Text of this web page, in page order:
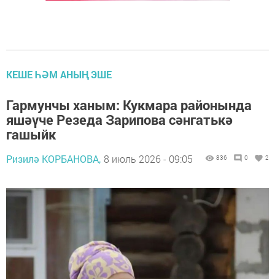
КЕШЕ ҺӘМ АНЫҢ ЭШЕ
Гармунчы ханым: Кукмара районында
яшәүче Резеда Зарипова сәнгатькә
гашыйк
Ризилә КОРБАНОВА, 8 июль 2026 - 09:05 836 0 2